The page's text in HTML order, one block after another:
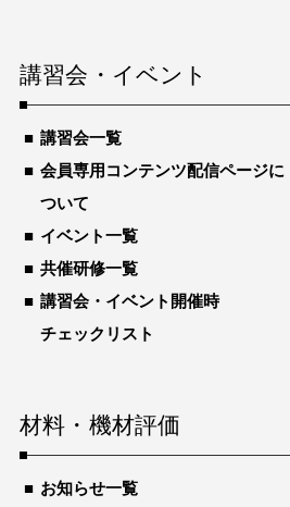
講習会・イベント
講習会一覧
会員専用コンテンツ配信ページに
ついて
イベント一覧
共催研修一覧
講習会・イベント開催時
チェックリスト
材料・機材評価
お知らせ一覧